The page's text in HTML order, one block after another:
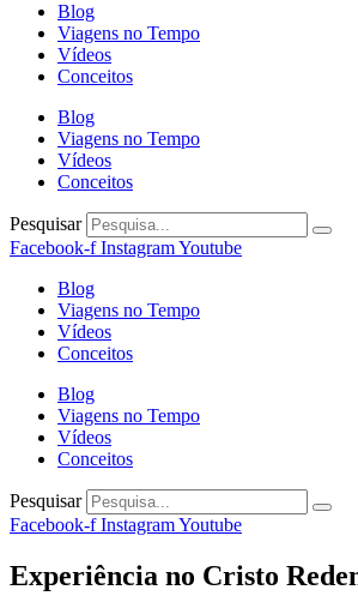
Blog
Viagens no Tempo
Vídeos
Conceitos
Blog
Viagens no Tempo
Vídeos
Conceitos
Pesquisar
Facebook-f InstagramYoutube
Blog
Viagens no Tempo
Vídeos
Conceitos
Blog
Viagens no Tempo
Vídeos
Conceitos
Pesquisar
Facebook-f InstagramYoutube
Experiência no Cristo